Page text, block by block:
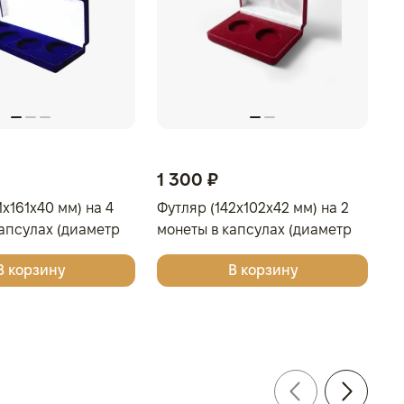
мм) на 4
(диаметр
бордовый
корзину
1 300 ₽
Футляр (142x102x42 мм) на 2
монеты в капсулах (диаметр
46 мм), светло-бордовый
В корзину